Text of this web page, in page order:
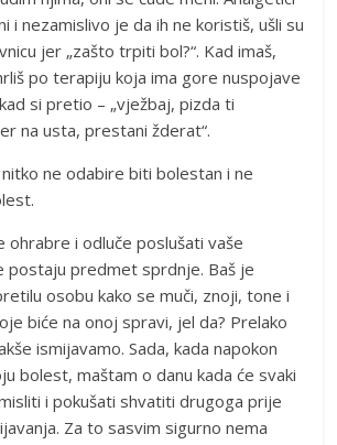
i nezamislivo je da ih ne koristiš, ušli su
jer „zašto trpiti bol?“. Kad imaš,
po terapiju koja ima gore nuspojave
si pretio – „vježbaj, pizda ti
na usta, prestani žderat“.
ne odabire biti bolestan i ne
ohrabre i odluče poslušati vaše
postaju predmet sprdnje. Baš je
osobu kako se muči, znoji, tone i
biće na onoj spravi, jel da? Prelako
ismijavamo. Sada, kada napokon
bolest, maštam o danu kada će svaki
i pokušati shvatiti drugoga prije
Za to sasvim sigurno nema